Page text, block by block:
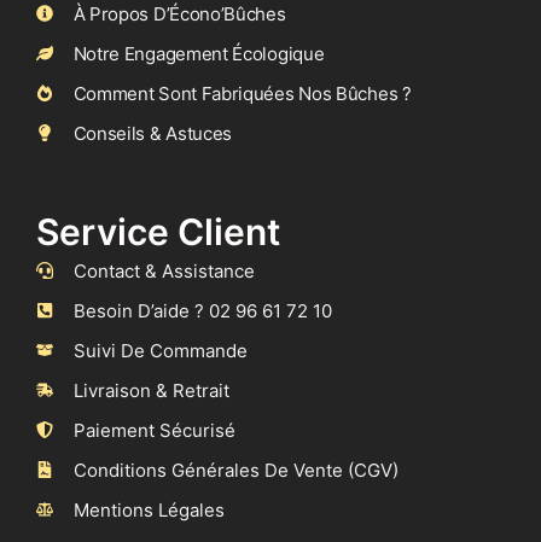
À Propos D’Écono’Bûches
Notre Engagement Écologique
Comment Sont Fabriquées Nos Bûches ?
Conseils & Astuces
Service Client
Contact & Assistance
Besoin D’aide ? 02 96 61 72 10
Suivi De Commande
Livraison & Retrait
Paiement Sécurisé
Conditions Générales De Vente (CGV)
Mentions Légales